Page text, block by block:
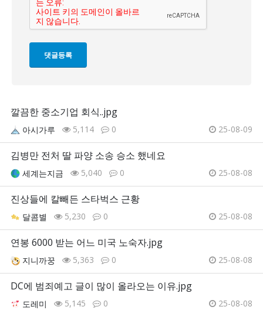
깔끔한 중소기업 회식..jpg
아시가루 5,114 0 25-08-09
김병만 전처 딸 파양 소송 승소 했네요
세계는지금 5,040 0 25-08-08
진상들에 칼빼든 스타벅스 근황
달콤별 5,230 0 25-08-08
연봉 6000 받는 어느 미국 노숙자.jpg
지니까꿍 5,363 0 25-08-08
DC에 범죄예고 글이 많이 올라오는 이유.jpg
도레미 5,145 0 25-08-08